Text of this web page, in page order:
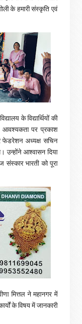
के हमारी संस्कृति एवं
के विद्यार्थियों की
पर प्रकाश
फेडरेशन अध्यक्ष सचिन
उन्होंने आश्वासन दिया
भारती को पूरा
मित्तल ने महानगर में
के विषय में जानकारी